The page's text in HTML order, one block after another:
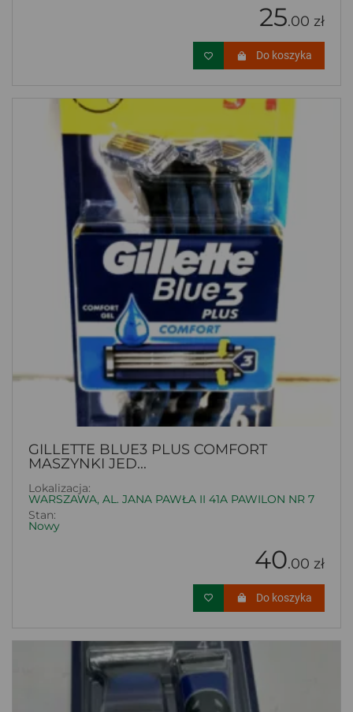
25.00 zł
Do koszyka
GILLETTE BLUE3 PLUS COMFORT
MASZYNKI JED...
Lokalizacja:
WARSZAWA, AL. JANA PAWŁA II 41A PAWILON NR 7
Stan:
Nowy
40.00 zł
Do koszyka